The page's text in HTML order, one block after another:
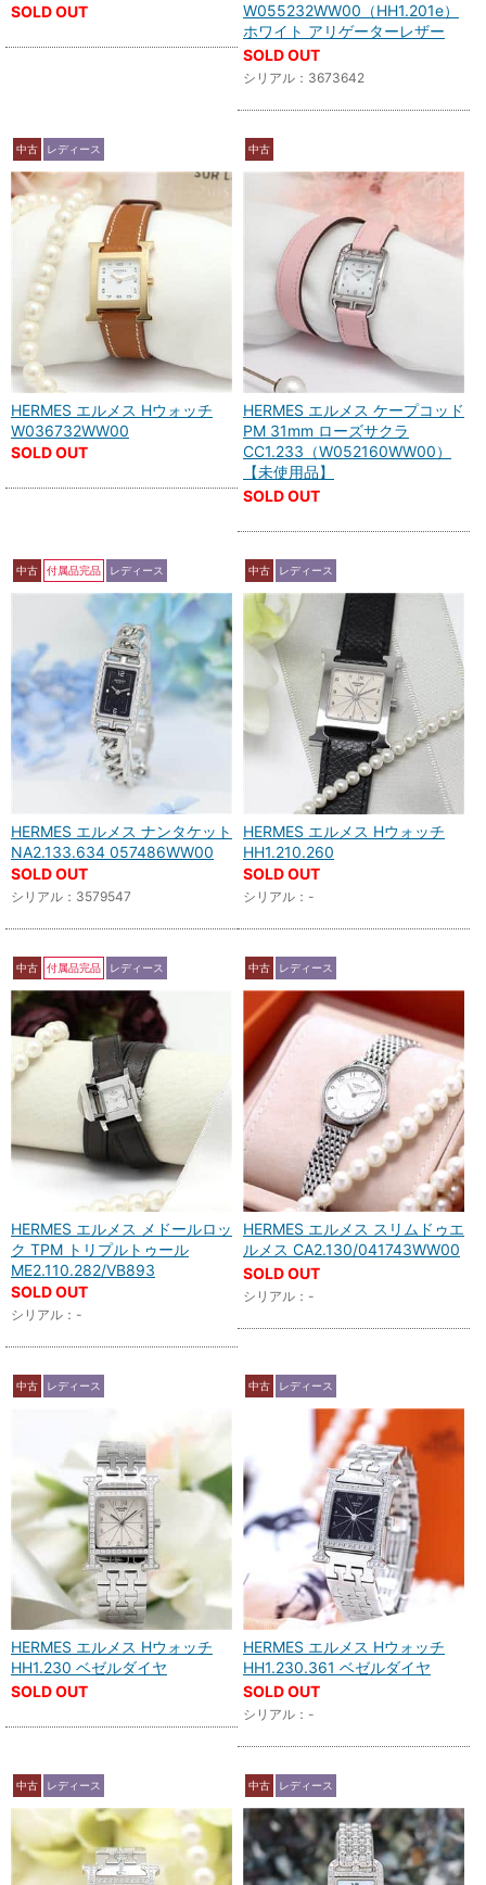
SOLD OUT
W055232WW00（HH1.201e）
ホワイト アリゲーターレザー
SOLD OUT
シリアル：3673642
中古 レディース
HERMES エルメス Hウォッチ
W036732WW00
SOLD OUT
中古
HERMES エルメス ケープコッド
PM 31mm ローズサクラ
CC1.233（W052160WW00）
【未使用品】
SOLD OUT
中古 付属品完品 レディース
HERMES エルメス ナンタケット
NA2.133.634 057486WW00
SOLD OUT
シリアル：3579547
中古 レディース
HERMES エルメス Hウォッチ
HH1.210.260
SOLD OUT
シリアル：-
中古 付属品完品 レディース
HERMES エルメス メドールロッ
ク TPM トリプルトゥール
ME2.110.282/VB893
SOLD OUT
シリアル：-
中古 レディース
HERMES エルメス スリムドゥエ
ルメス CA2.130/041743WW00
SOLD OUT
シリアル：-
中古 レディース
HERMES エルメス Hウォッチ
HH1.230 ベゼルダイヤ
SOLD OUT
中古 レディース
HERMES エルメス Hウォッチ
HH1.230.361 ベゼルダイヤ
SOLD OUT
シリアル：-
中古 レディース 中古 レディース